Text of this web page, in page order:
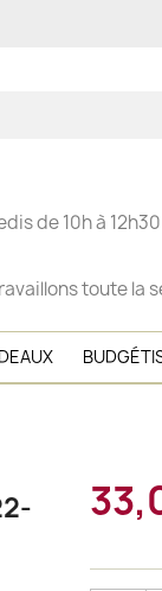
de 10h à
toute la